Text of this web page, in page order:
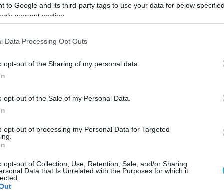
to Google and its third-party tags to use your data for below
consent section.
Data Processing Opt Outs
opt-out of the Sharing of my personal data.
opt-out of the Sale of my Personal Data.
opt-out of processing my Personal Data for Targeted
opt-out of Collection, Use, Retention, Sale, and/or Sharing
Data that Is Unrelated with the Purposes for which it
του Ιατρικού Κέντρου Αθηνών συνεχίζει να
και ογκολογίας, ακολουθώντας επάξια τις
στους Έλληνες και διεθνείς ασθενείς τα
και επιστημονική αρτιότητα.
αν ο όγκος αφαιρεθεί είτε με μερική
διατήρηση της νεφρικής μονάδας) είτε
> 6-7 εκατοστά ή σε κεντρική θέση.
ή πιο εξελικτικού σταδίου, ο όγκος μπορεί
τη νεφρική φλέβα ή ακόμα να
φλεβικό κλάδο που κατεβαίνει από την
και τα κάτω άκρα.